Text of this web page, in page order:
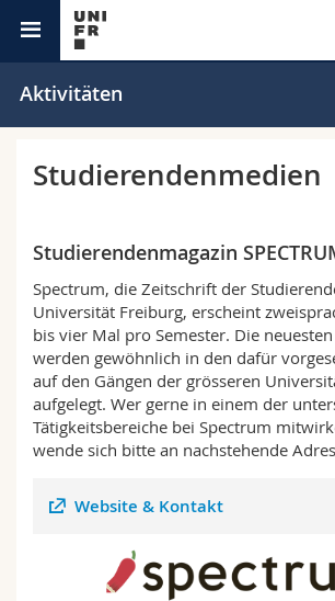
Universität
Universität
Weiterbildung
Rechtswissenschaftliche Fak.
Wirtschafts- und
Philosophische Fak.
Fak. für Erziehungs- und
Math.-Nat. und Med. Fak.
Interfakultär
Studieninteressierte
Studierende
Medien
Forschende
Mitarbeitende
Doktorierende
Personenverzeichnis
Ortsplan
Bibliotheken
Webmail
Vorlesungsverzeichnis
Aktivitäten
Studierendenmedien
Studierendenmagazin
Spectrum, die Zeitschrift der
Universität Freiburg, erscheint
bis vier Mal pro Semester. Die
werden gewöhnlich in den dafür
auf den Gängen der grösseren
aufgelegt. Wer gerne in einem der
Tätigkeitsbereiche bei Spectrum
wende sich bitte an nachstehende
Website & Kontakt